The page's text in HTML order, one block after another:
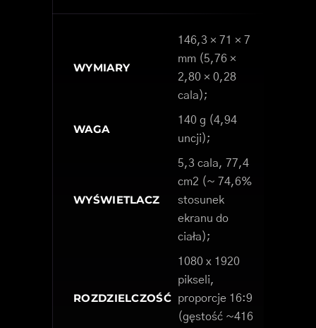
WYMIARY
146,3 × 71 × 7
mm (5,76 ×
2,80 × 0,28
cala);
WAGA
140 g (4,94
uncji);
WYŚWIETLACZ
5,3 cala, 77,4
cm2 (~ 74,6%
stosunek
ekranu do
ciała);
ROZDZIELCZOŚĆ
1080 x 1920
pikseli,
proporcje 16:9
(gęstość ~416